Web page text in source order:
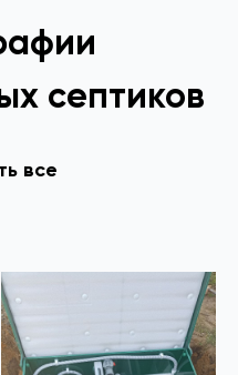
септиков
все